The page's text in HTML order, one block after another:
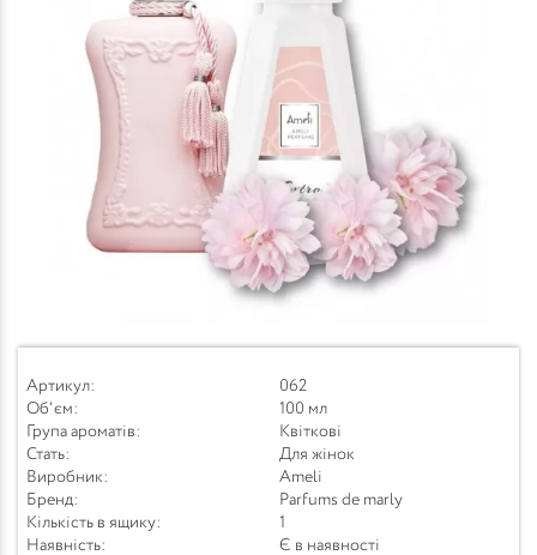
Артикул:
062
Об'єм:
100 мл
Група ароматів:
Квіткові
Стать:
Для жінок
Виробник:
Ameli
Бренд:
Parfums de marly
Кількість в ящику:
1
Наявність:
Є в наявності